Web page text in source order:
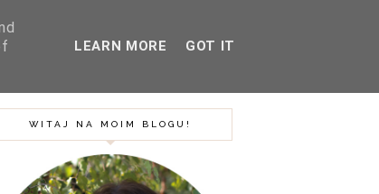
BLOG PODRÓŻE
WITAJ NA MOIM BLOGU!
LEARN MORE GOT IT